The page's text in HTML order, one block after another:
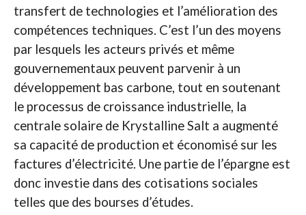
transfert de technologies et l’amélioration des
compétences techniques. C’est l’un des moyens
par lesquels les acteurs privés et même
gouvernementaux peuvent parvenir à un
développement bas carbone, tout en soutenant
le processus de croissance industrielle, la
centrale solaire de Krystalline Salt a augmenté
sa capacité de production et économisé sur les
factures d’électricité. Une partie de l’épargne est
donc investie dans des cotisations sociales
telles que des bourses d’études.